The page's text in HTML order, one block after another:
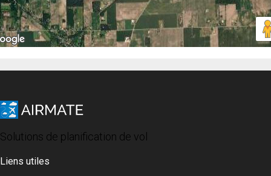
Solutions de planification de vol
Liens utiles